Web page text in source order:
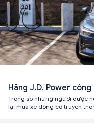
Hãng J.D. Power
Trong số những người được
lại mua xe động cơ truyền